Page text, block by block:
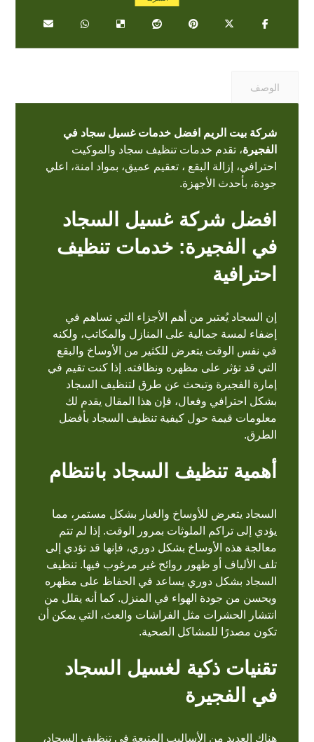
الوصف
شركة بيت الريم افضل خدمات غسيل سجاد في
الفجيرة، تقدم خدمات تنظيف سجاد والموكيت
احترافي، إزالة البقع ، تعقيم عميق، بمواد امنة، اعلي
جودة، بأحدث الأجهزة.
افضل شركة غسيل السجاد
في الفجيرة: خدمات تنظيف
احترافية
إن السجاد يُعتبر من أهم الأجزاء التي تساهم في
إضفاء لمسة جمالية على المنازل والمكاتب، ولكنه
في نفس الوقت يتعرض للكثير من الأوساخ والبقع
التي قد تؤثر على مظهره ونظافته. إذا كنت تقيم في
إمارة الفجيرة وتبحث عن طرق لتنظيف السجاد
بشكل احترافي وفعال، فإن هذا المقال يقدم لك
معلومات قيمة حول كيفية تنظيف السجاد بأفضل
الطرق.
أهمية تنظيف السجاد بانتظام
السجاد يتعرض للأوساخ والغبار بشكل مستمر، مما
يؤدي إلى تراكم الملوثات بمرور الوقت. إذا لم تتم
معالجة هذه الأوساخ بشكل دوري، فإنها قد تؤدي إلى
تلف الألياف أو ظهور روائح غير مرغوب فيها.تنظيف
السجاد بشكل دوري يساعد في الحفاظ على مظهره
ويحسن من جودة الهواء في المنزل. كما أنه يقلل من
انتشار الحشرات مثل الفراشات والعث، التي يمكن أن
تكون مصدرًا للمشاكل الصحية.
تقنيات ذكية لغسيل السجاد
في الفجيرة
هناك العديد من الأساليب المتبعة فيتنظيف السجاد،